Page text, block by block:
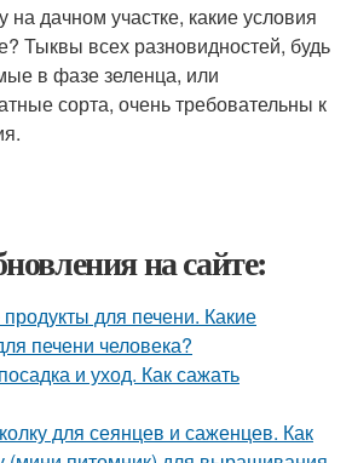
на дачном участке, какие условия
Тыквы всех разновидностей, будь
в фазе зеленца, или
сорта, очень требовательны к
на сайте:
для печени. Какие
печени человека?
и уход. Как сажать
для сеянцев и саженцев. Как